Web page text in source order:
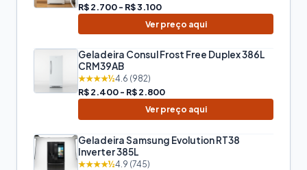
R$ 2.700 - R$ 3.100
Ver preço aqui
Geladeira Consul Frost Free Duplex 386L
CRM39AB
★★★★½4.6 (982)
R$ 2.400 - R$ 2.800
Ver preço aqui
Geladeira Samsung Evolution RT38
Inverter 385L
★★★★½4.9 (745)